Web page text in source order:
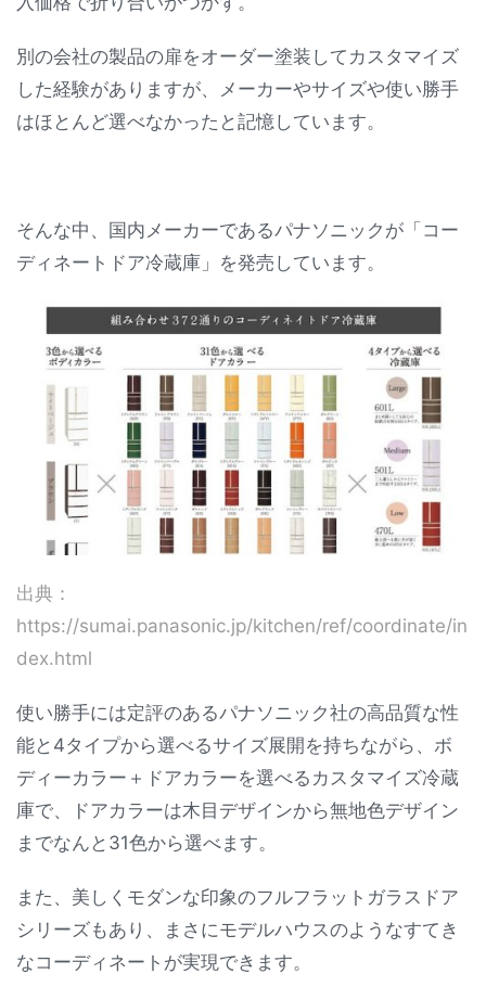
別の会社の製品の扉をオーダー塗装してカスタマイズ
した経験がありますが、メーカーやサイズや使い勝手
はほとんど選べなかったと記憶しています。
そんな中、国内メーカーであるパナソニックが「コー
ディネートドア冷蔵庫」を発売しています。
出典：
https://sumai.panasonic.jp/kitchen/ref/coordinate/in
dex.html
使い勝手には定評のあるパナソニック社の高品質な性
能と4タイプから選べるサイズ展開を持ちながら、ボ
ディーカラー＋ドアカラーを選べるカスタマイズ冷蔵
庫で、ドアカラーは木目デザインから無地色デザイン
までなんと31色から選べます。
また、美しくモダンな印象のフルフラットガラスドア
シリーズもあり、まさにモデルハウスのようなすてき
なコーディネートが実現できます。